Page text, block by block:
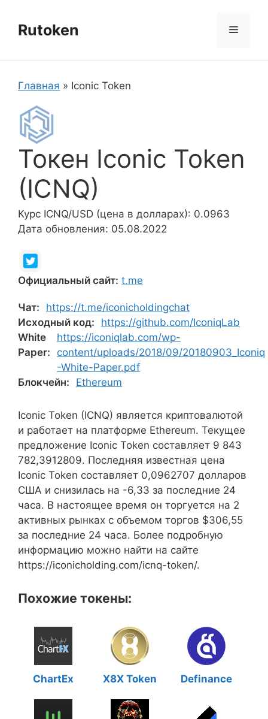
содержимому
Rutoken Меню
Главная » Iconic Token
Токен Iconic Token
(ICNQ)
Курс ICNQ/USD (цена в долларах): 0.0963
Дата обновления: 05.08.2022
Официальный сайт: t.me
Чат:
https://t.me/iconicholdingchat
Исходный код:
https://github.com/IconiqLab
White
Paper:
https://iconiqlab.com/wp-
content/uploads/2018/09/20180903_Iconiq
-White-Paper.pdf
Блокчейн:
Ethereum
Iconic Token (ICNQ) является криптовалютой
и работает на платформе Ethereum. Текущее
предложение Iconic Token составляет 9 843
782,3912809. Последняя известная цена
Iconic Token составляет 0,0962707 долларов
США и снизилась на -6,33 за последние 24
часа. В настоящее время он торгуется на 2
активных рынках с объемом торгов $306,55
за последние 24 часа. Более подробную
информацию можно найти на сайте
https://iconicholding.com/icnq-token/.
Похожие токены:
ChartEx X8X Token Definance